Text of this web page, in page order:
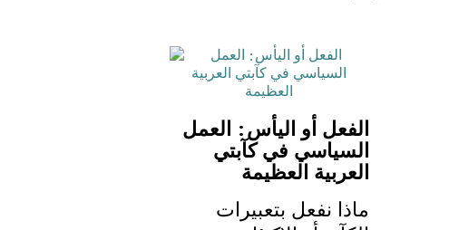
ﺍﻟﻔﻌﻞ ﺃﻭ ﺍﻟﻴﺄﺱ: ﺍﻟﻌﻤﻞ
ﺍﻟﺴﻴﺎﺳﻲ ﻓﻲ ﻛﺂﺑﺘﻲ
ﻣﺎﺫﺍ ﻧﻔﻌﻞ ﺑﺘﻌﺒﻴﺮﺍﺕ